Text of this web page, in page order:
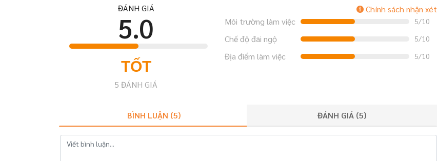
ĐÁNH GIÁ
5.0
TỐT
5 ĐÁNH GIÁ
Chính sách nhận xét
Môi trường làm việc
5/10
Chế độ đãi ngộ 5/10
Địa điểm làm việc 5/10
BÌNH LUẬN (5) ĐÁNH GIÁ (5)